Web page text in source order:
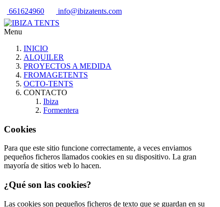
661624960 info@ibizatents.com
Menu
INICIO
ALQUILER
PROYECTOS A MEDIDA
FROMAGETENTS
OCTO-TENTS
CONTACTO
Ibiza
Formentera
Cookies
Para que este sitio funcione correctamente, a veces enviamos
pequeños ficheros llamados cookies en su dispositivo. La gran
mayoría de sitios web lo hacen.
¿Qué son las cookies?
Las cookies son pequeños ficheros de texto que se guardan en su